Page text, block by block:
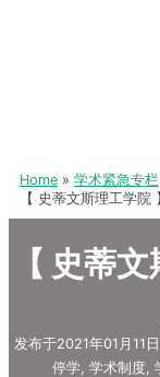
Home 学术紧急专栏
【 史蒂文斯理工学
【 史蒂
发布于2021年01月11日
停学, 学术制度,